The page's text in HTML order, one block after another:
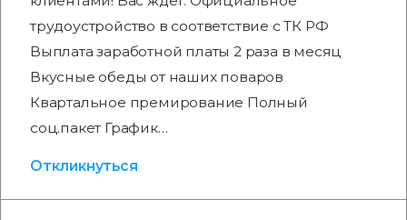
трудоустройство в соответствие с ТК РФ
Выплата заработной платы 2 раза в месяц
Вкусные обеды от наших поваров
Квартальное премирование Полный
соц.пакет График…
Откликнуться